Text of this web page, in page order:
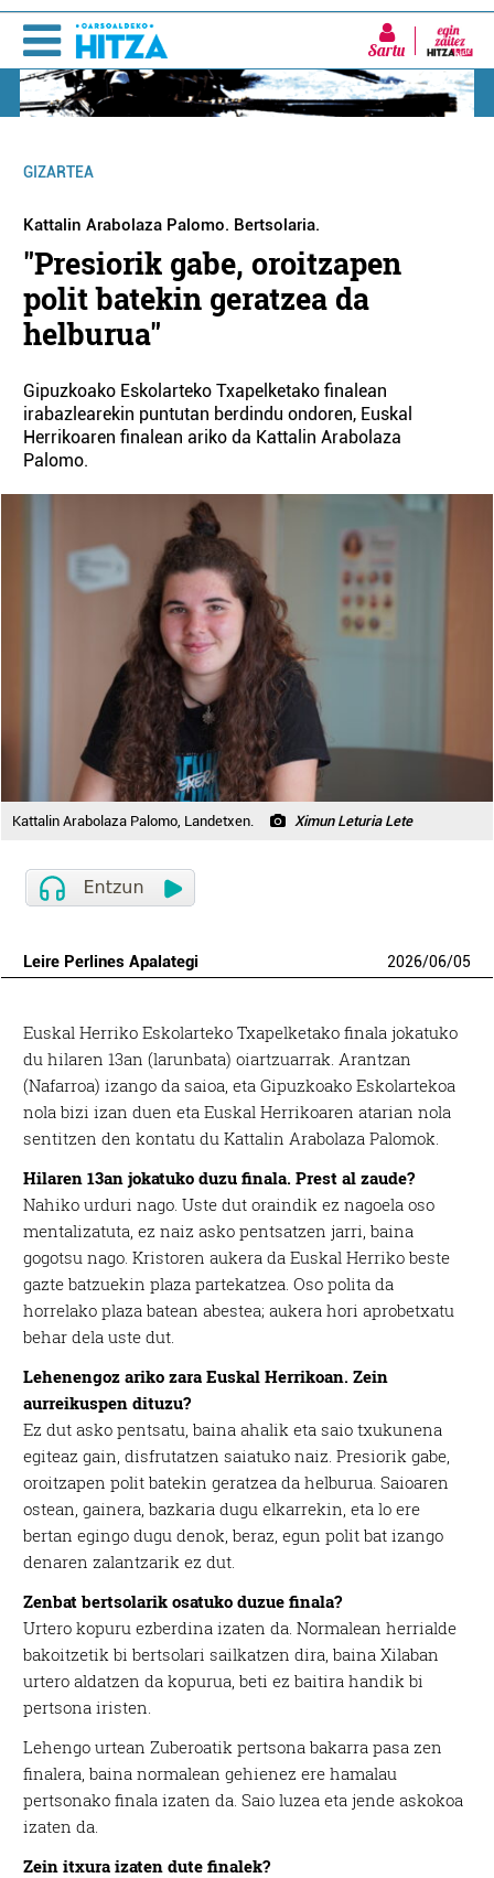
Sartu
GIZARTEA
Kattalin Arabolaza Palomo. Bertsolaria.
"Presiorik gabe, oroitzapen
polit batekin geratzea da
helburua"
Gipuzkoako Eskolarteko Txapelketako finalean
irabazlearekin puntutan berdindu ondoren, Euskal
Herrikoaren finalean ariko da Kattalin Arabolaza
Palomo.
Kattalin Arabolaza Palomo, Landetxen. Ximun Leturia Lete
Leire Perlines Apalategi 2026/06/05
Euskal Herriko Eskolarteko Txapelketako finala jokatuko
du hilaren 13an (larunbata) oiartzuarrak. Arantzan
(Nafarroa) izango da saioa, eta Gipuzkoako Eskolartekoa
nola bizi izan duen eta Euskal Herrikoaren atarian nola
sentitzen den kontatu du Kattalin Arabolaza Palomok.
Hilaren 13an jokatuko duzu finala. Prest al zaude?
Nahiko urduri nago. Uste dut oraindik ez nagoela oso
mentalizatuta, ez naiz asko pentsatzen jarri, baina
gogotsu nago. Kristoren aukera da Euskal Herriko beste
gazte batzuekin plaza partekatzea. Oso polita da
horrelako plaza batean abestea; aukera hori aprobetxatu
behar dela uste dut.
Lehenengoz ariko zara Euskal Herrikoan. Zein
aurreikuspen dituzu?
Ez dut asko pentsatu, baina ahalik eta saio txukunena
egiteaz gain, disfrutatzen saiatuko naiz. Presiorik gabe,
oroitzapen polit batekin geratzea da helburua. Saioaren
ostean, gainera, bazkaria dugu elkarrekin, eta lo ere
bertan egingo dugu denok, beraz, egun polit bat izango
denaren zalantzarik ez dut.
Zenbat bertsolarik osatuko duzue finala?
Urtero kopuru ezberdina izaten da. Normalean herrialde
bakoitzetik bi bertsolari sailkatzen dira, baina Xilaban
urtero aldatzen da kopurua, beti ez baitira handik bi
pertsona iristen.
Lehengo urtean Zuberoatik pertsona bakarra pasa zen
finalera, baina normalean gehienez ere hamalau
pertsonako finala izaten da. Saio luzea eta jende askokoa
izaten da.
Zein itxura izaten dute finalek?